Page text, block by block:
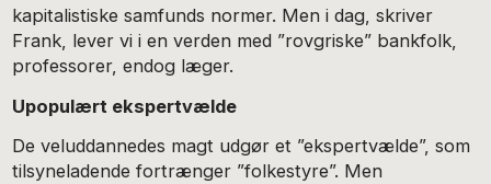
kapitalistiske samfunds normer. Men i dag, skriver
Frank, lever vi i en verden med ”rovgriske” bankfolk,
professorer, endog læger.
Upopulært ekspertvælde
De veluddannedes magt udgør et ”ekspertvælde”, som
tilsyneladende fortrænger ”folkestyre”. Men